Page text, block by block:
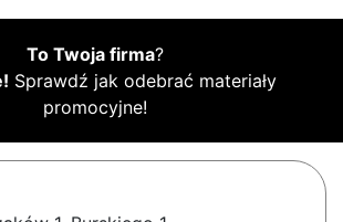
To Twoja firma?
Sprawdź jak odebrać materiały
promocyjne!